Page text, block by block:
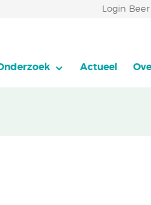
Login
Actueel